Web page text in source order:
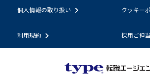
個人情報の取り扱い クッキー
利用規約 採用ご担